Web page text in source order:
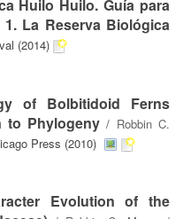
Huilo Huilo. Guía para
La Reserva Biológica
(2014)
of Bolbitidoid Ferns
to Phylogeny / Robbin C.
Press (2010)
Evolution of the